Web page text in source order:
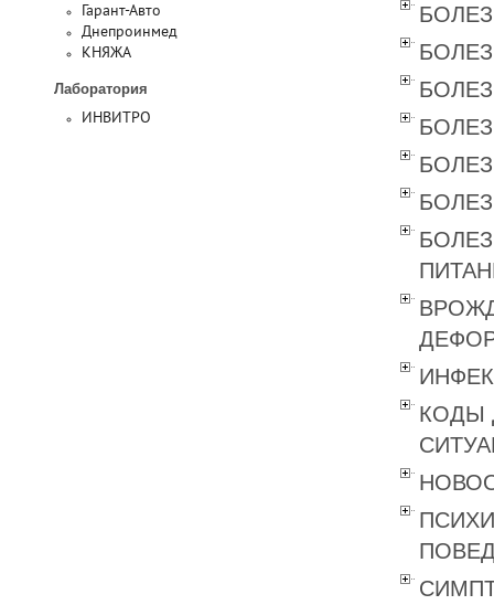
Гарант-Авто
Днепроинмед
КНЯЖА
Лаборатория
ИНВИТРО
КОДЫ